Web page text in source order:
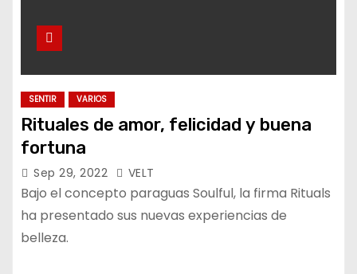
SENTIR VARIOS
Rituales de amor, felicidad y buena
fortuna
Sep 29, 2022 VELT
Bajo el concepto paraguas Soulful, la firma Rituals
ha presentado sus nuevas experiencias de
belleza.